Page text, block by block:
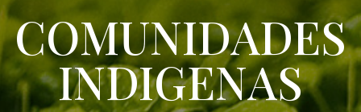
COMUNIDADES
INDIGENAS